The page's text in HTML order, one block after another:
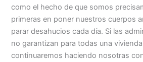
como el hecho de que somos
primeras en poner nuestros cuerpos
parar desahucios cada día. Si las
no garantizan para todas una
continuaremos haciendo nosotras